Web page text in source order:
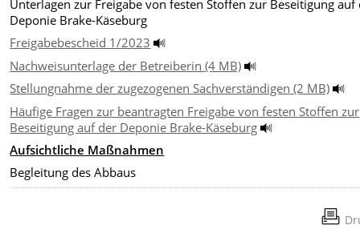
Unterlagen zur Freigabe von festen Stoffen zur Beseitigung auf
Deponie Brake-Käseburg
Freigabebescheid 1/2023
Nachweisunterlage der Betreiberin (4 MB)
Stellungnahme der zugezogenen Sachverständigen (2 MB)
Häufige Fragen zur beantragten Freigabe von festen Stoffen zur
Beseitigung auf der Deponie Brake-Käseburg
Aufsichtliche Maßnahmen
Begleitung des Abbaus